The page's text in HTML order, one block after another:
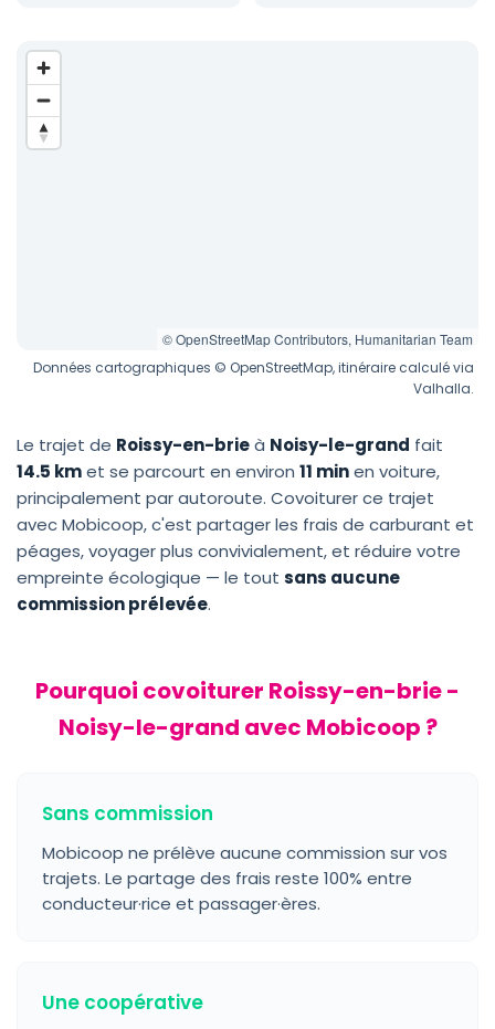
© OpenStreetMap Contributors, Humanitarian Team
Données cartographiques © OpenStreetMap, itinéraire calculé via
Valhalla.
Le trajet de Roissy-en-brieà Noisy-le-grand fait
14.5 kmet se parcourt en environ 11 minen voiture,
principalement par autoroute. Covoiturer ce trajet
avec Mobicoop, c'est partager les frais de carburant et
péages, voyager plus convivialement, et réduire votre
empreinte écologique — le tout sans aucune
commission prélevée.
Pourquoi covoiturer Roissy-en-brie -
Noisy-le-grand avec Mobicoop ?
Sans commission
Mobicoop ne prélève aucune commission sur vos
trajets. Le partage des frais reste 100% entre
conducteur·rice et passager·ères.
Une coopérative